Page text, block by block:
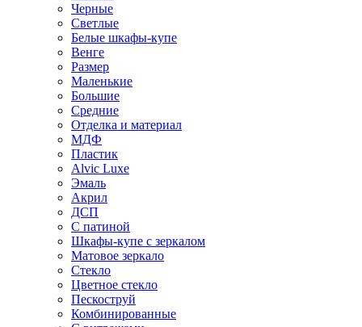
Черные
Светлые
Белые шкафы-купе
Венге
Размер
Маленькие
Большие
Средние
Отделка и материал
МДФ
Пластик
Alvic Luxe
Эмаль
Акрил
ДСП
С патиной
Шкафы-купе с зеркалом
Матовое зеркало
Стекло
Цветное стекло
Пескоструй
Комбинированные